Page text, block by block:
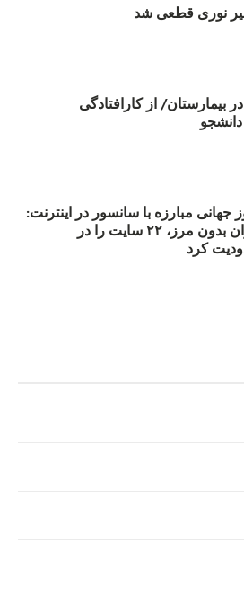
نوری قطعی شد
بیمارستان/ از کارافتادگی
روز جهانی مبارزه با سانسور در اینترنت:
#آزادی هم‌آیند گزارشگران‌ بدون مرز، ۲۲ سایت را در
کرد